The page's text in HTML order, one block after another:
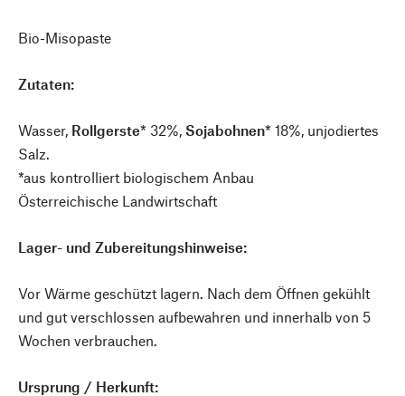
Bio-Misopaste
Zutaten:
Wasser, Rollgerste* 32%, Sojabohnen* 18%, unjodiertes
Salz.
*aus kontrolliert biologischem Anbau
Österreichische Landwirtschaft
Lager- und Zubereitungshinweise:
Vor Wärme geschützt lagern. Nach dem Öffnen gekühlt
und gut verschlossen aufbewahren und innerhalb von 5
Wochen verbrauchen.
Ursprung / Herkunft: